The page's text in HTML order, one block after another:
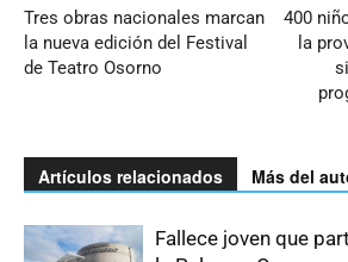
Tres obras nacionales marcan
la nueva edición del Festival
de Teatro Osorno
400
la
Artículos relacionados Más del
Fallece joven que